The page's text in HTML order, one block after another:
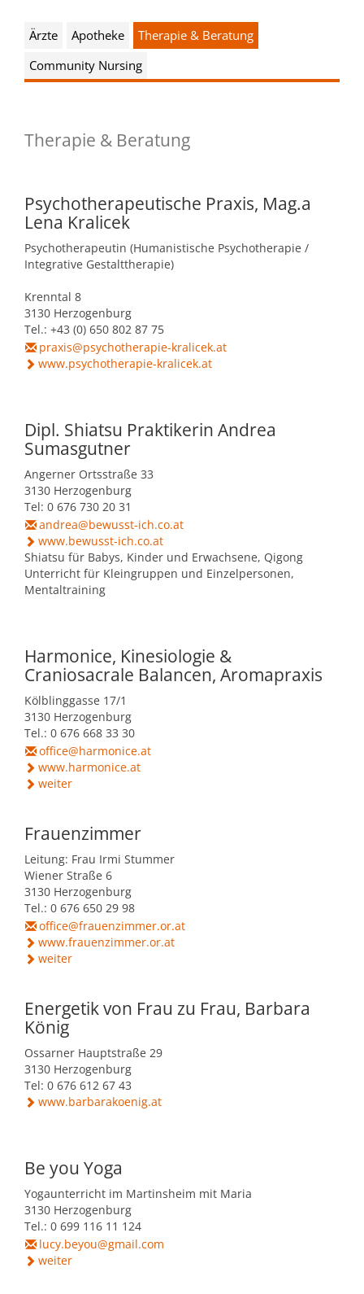
Finanzen
Fotogalerien
Formulare
Förderungen
Gebühren (Verordnungen)
Daten und Fakten
Gesundheit
Jugend
Freizeitmöglichkeiten
Abfall & Umwelt
Mobilität & Verkehr
Kultur & Tourismus
Tourismusbüro & Kulturzentrum
Sehenswertes
Gastronomie
Beherbergung
Kunst
Wirtschaftsservice
Standortinformationen
Verkehr
Wirtschaftsstruktur
Grundstücke & Geschäftsflächen
Einkauf und Handel
Wohnstandort
Wirtschaftsservice
Job-Börse Herzogenburg
Ärzte Apotheke
Therapie & Beratung
Community Nursing
Therapie & Beratung
Psychotherapeutische Praxis, Mag.a
Lena Kralicek
Psychotherapeutin (Humanistische Psychotherapie /
Integrative Gestalttherapie)
Krenntal 8
3130 Herzogenburg
Tel.: +43 (0) 650 802 87 75
praxis@psychotherapie-kralicek.at
www.psychotherapie-kralicek.at
Dipl. Shiatsu Praktikerin Andrea
Sumasgutner
Angerner Ortsstraße 33
3130 Herzogenburg
Tel: 0 676 730 20 31
andrea@bewusst-ich.co.at
www.bewusst-ich.co.at
Shiatsu für Babys, Kinder und Erwachsene, Qigong
Unterricht für Kleingruppen und Einzelpersonen,
Mentaltraining
Harmonice, Kinesiologie &
Craniosacrale Balancen, Aromapraxis
Kölblinggasse 17/1
3130 Herzogenburg
Tel.: 0 676 668 33 30
office@harmonice.at
www.harmonice.at
weiter
Frauenzimmer
Leitung: Frau Irmi Stummer
Wiener Straße 6
3130 Herzogenburg
Tel.: 0 676 650 29 98
office@frauenzimmer.or.at
www.frauenzimmer.or.at
weiter
Energetik von Frau zu Frau, Barbara
König
Ossarner Hauptstraße 29
3130 Herzogenburg
Tel: 0 676 612 67 43
www.barbarakoenig.at
Be you Yoga
Yogaunterricht im Martinsheim mit Maria
3130 Herzogenburg
Tel.: 0 699 116 11 124
lucy.beyou@gmail.com
weiter